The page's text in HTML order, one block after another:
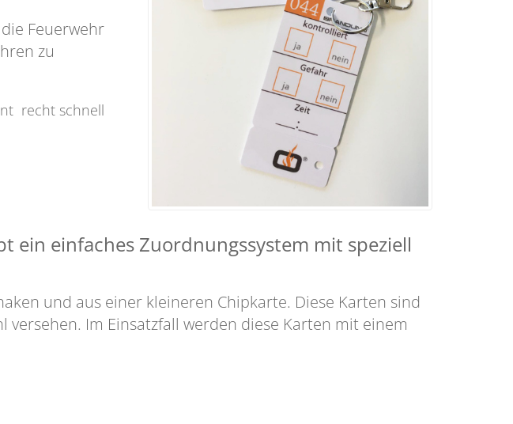
Feuerwehr
zu
recht schnell
ein einfaches Zuordnungssystem mit speziell
und aus einer kleineren Chipkarte. Diese Karten sind
Im Einsatzfall werden diese Karten mit einem